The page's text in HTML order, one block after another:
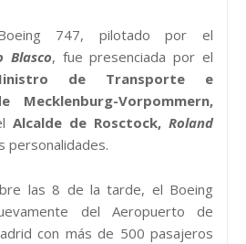
747, pilotado por el
Blasco, fue presenciada por el
de Transporte e
Mecklenburg-Vorpommern,
Alcalde de Rosctock, Roland
personalidades.
las 8 de la tarde, el Boeing
del Aeropuerto de
con más de 500 pasajeros